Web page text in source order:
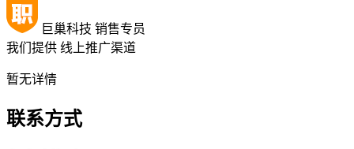
巨巢科技 销售专员
我们提供 线上推广渠道
暂无详情
联系方式